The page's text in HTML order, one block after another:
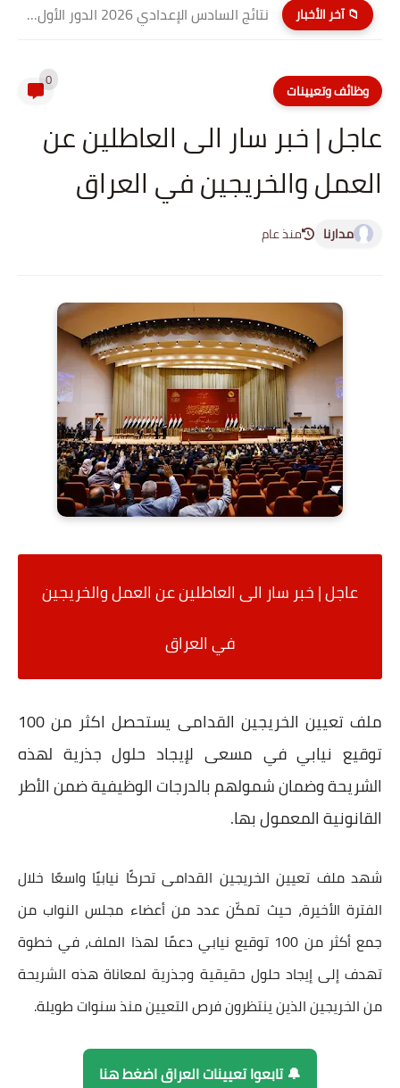
📁 آخر الأخبار نتائج السادس الإعدادي 2026 الدور الأول PDF كربلاء المقدسة| موقع...
وظائف وتعيينات 0
عاجل | خبر سار الى العاطلين عن
العمل والخريجين في العراق
مدارنا منذ عام
عاجل | خبر سار الى العاطلين عن العمل والخريجين
في العراق
ملف تعيين الخريجين القدامى يستحصل اكثر من 100
توقيع نيابي في مسعى لإيجاد حلول جذرية لهذه
الشريحة وضمان شمولهم بالدرجات الوظيفية ضمن الأطر
القانونية المعمول بها.
شهدملف تعيين الخريجين القدامى تحركًا نيابيًا واسعًا خلال
الفترة الأخيرة، حيث تمكّن عدد من أعضاء مجلس النواب من
جمعأكثر من 100 توقيع نيابي
دعمًا لهذا الملف، في خطوة
تهدف إلى إيجاد حلول حقيقية وجذرية لمعاناة هذه الشريحة
من الخريجين الذين ينتظرون فرص التعيين منذ سنوات طويلة.
🔔 تابعوا تعيينات العراق اضغط هنا